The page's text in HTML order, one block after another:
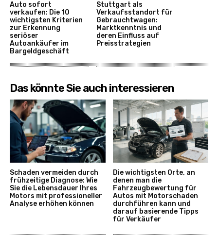
Auto sofort
verkaufen: Die 10
wichtigsten Kriterien
zur Erkennung
seriöser
Autoankäufer im
Bargeldgeschäft
Stuttgart als
Verkaufsstandort für
Gebrauchtwagen:
Marktkenntnis und
deren Einfluss auf
Preisstrategien
Das könnte Sie auch interessieren
Schaden vermeiden durch
frühzeitige Diagnose: Wie
Sie die Lebensdauer Ihres
Motors mit professioneller
Analyse erhöhen können
Die wichtigsten Orte, an
denen man die
Fahrzeugbewertung für
Autos mit Motorschaden
durchführen kann und
darauf basierende Tipps
für Verkäufer